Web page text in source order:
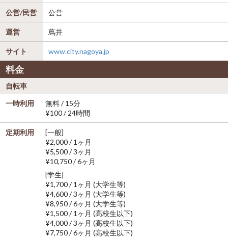
公営/民営 公営
運営 蔦井
サイト www.city.nagoya.jp
料金
自転車
一時利用
無料 / 15分
¥100 / 24時間
定期利用
[一般]
¥2,000 / 1ヶ月
¥5,500 / 3ヶ月
¥10,750 / 6ヶ月
[学生]
¥1,700 / 1ヶ月 (大学生等)
¥4,600 / 3ヶ月 (大学生等)
¥8,950 / 6ヶ月 (大学生等)
¥1,500 / 1ヶ月 (高校生以下)
¥4,000 / 3ヶ月 (高校生以下)
¥7,750 / 6ヶ月 (高校生以下)